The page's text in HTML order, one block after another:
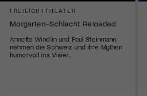
FREILICHTTHEATER
Morgarten-Schlacht Reloaded
Annette Windlin und Paul Steinmann
nehmen die Schweiz und ihre Mythen
humorvoll ins Visier.